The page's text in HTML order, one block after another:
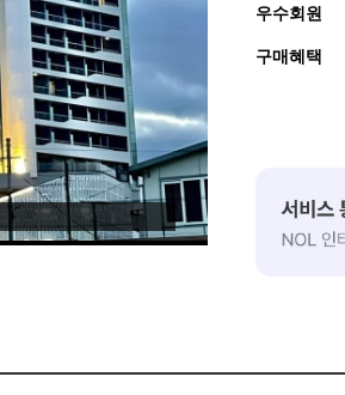
우수회원
구매혜택